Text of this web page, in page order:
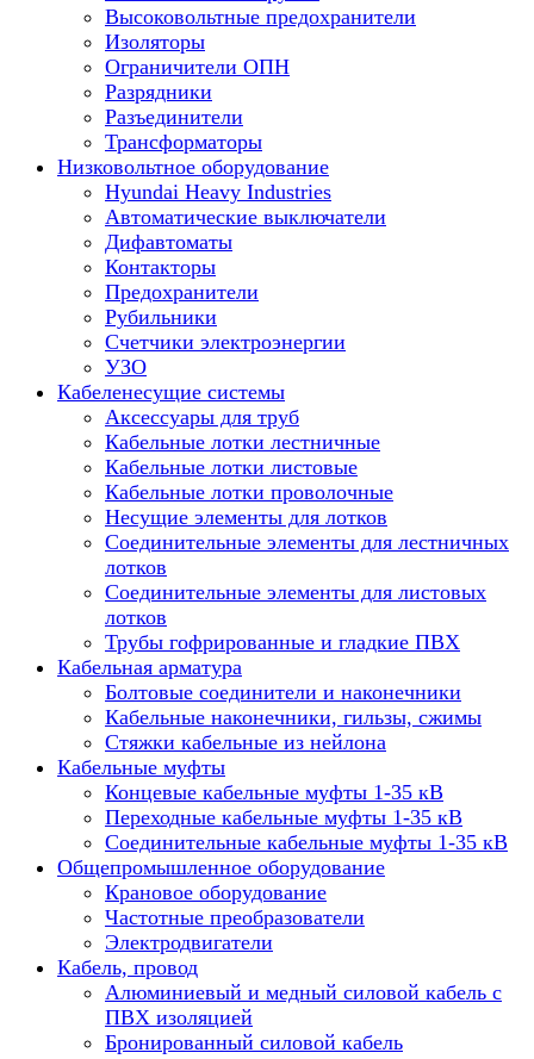
Высоковольтные предохранители
Изоляторы
Ограничители ОПН
Разрядники
Разъединители
Трансформаторы
Низковольтное оборудование
Hyundai Heavy Industries
Автоматические выключатели
Дифавтоматы
Контакторы
Предохранители
Рубильники
Счетчики электроэнергии
УЗО
Кабеленесущие системы
Аксессуары для труб
Кабельные лотки лестничные
Кабельные лотки листовые
Кабельные лотки проволочные
Несущие элементы для лотков
Соединительные элементы для лестничных
лотков
Соединительные элементы для листовых
лотков
Трубы гофрированные и гладкие ПВХ
Кабельная арматура
Болтовые соединители и наконечники
Кабельные наконечники, гильзы, сжимы
Стяжки кабельные из нейлона
Кабельные муфты
Концевые кабельные муфты 1-35 кВ
Переходные кабельные муфты 1-35 кВ
Соединительные кабельные муфты 1-35 кВ
Общепромышленное оборудование
Крановое оборудование
Частотные преобразователи
Электродвигатели
Кабель, провод
Алюминиевый и медный силовой кабель с
ПВХ изоляцией
Бронированный силовой кабель